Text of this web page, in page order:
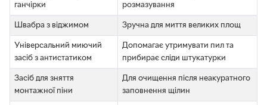
ганчірки
розмазування
Швабра з віджимом Зручна для миття великих площ
Універсальний миючий
засіб з антистатиком
Допомагає утримувати пил та
прибирає сліди штукатурки
Засіб для зняття
монтажної піни
Для очищення після неакуратного
заповнення щілин